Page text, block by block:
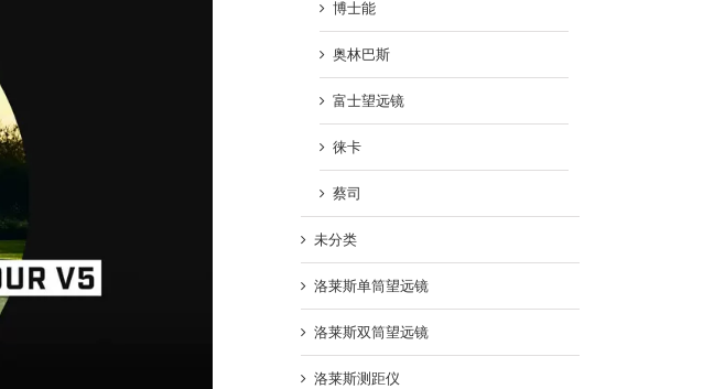
博士能
奥林巴斯
富士望远镜
徕卡
蔡司
未分类
洛莱斯单筒望远镜
洛莱斯双筒望远镜
洛莱斯测距仪